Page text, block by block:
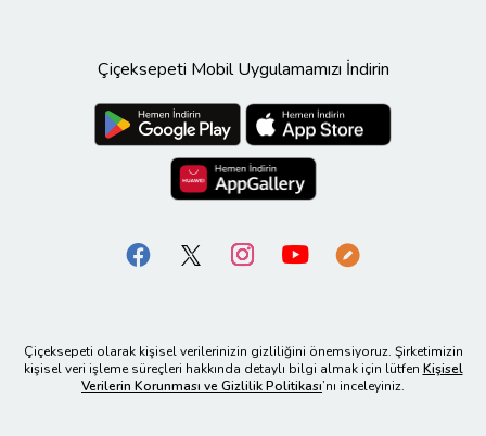
Çiçeksepeti Mobil Uygulamamızı İndirin
Çiçeksepeti olarak kişisel verilerinizin gizliliğini önemsiyoruz. Şirketimizin
kişisel veri işleme süreçleri hakkında detaylı bilgi almak için lütfen Kişisel
Verilerin Korunması ve Gizlilik Politikası’nı inceleyiniz.